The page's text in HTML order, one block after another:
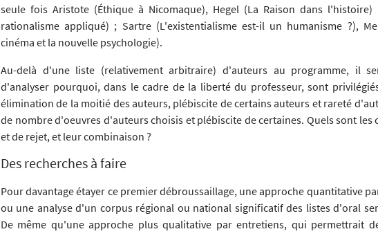
seule fois Aristote (Éthique à Nicomaque), Hegel (La Raison dans l'histoire)
rationalisme appliqué) ; Sartre (L'existentialisme est-il un humanisme ?),
cinéma et la nouvelle psychologie).
Au-delà d'une liste (relativement arbitraire) d'auteurs au programme, il
d'analyser pourquoi, dans le cadre de la liberté du professeur, sont
élimination de la moitié des auteurs, plébiscite de certains auteurs et rareté
de nombre d'oeuvres d'auteurs choisis et plébiscite de certaines. Quels sont les
et de rejet, et leur combinaison ?
Des recherches à faire
Pour davantage étayer ce premier débroussaillage, une approche quantitative
ou une analyse d'un corpus régional ou national significatif des listes d'oral
De même qu'une approche plus qualitative par entretiens, qui permettrait